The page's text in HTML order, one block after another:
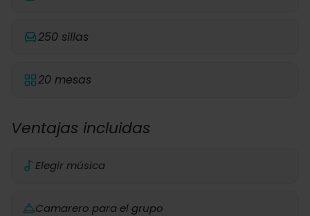
250 sillas
20 mesas
Ventajas incluidas
Elegir música
Camarero para el grupo